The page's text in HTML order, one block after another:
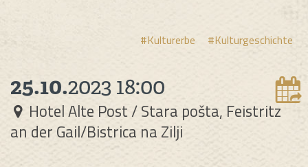
#Kulturerbe #Kulturgeschichte
25.10.202318:00
Hotel Alte Post / Stara pošta, Feistritz
an der Gail/Bistrica na Zilji